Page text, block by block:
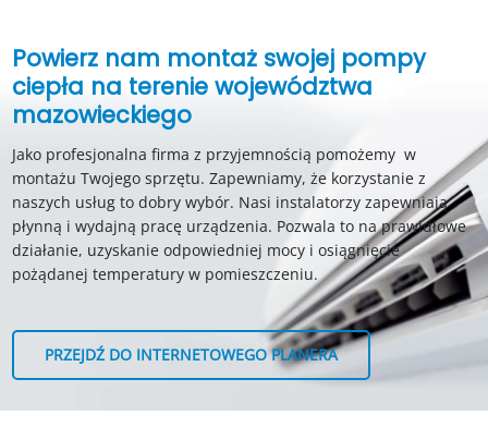
Powierz nam montaż swojej pompy
ciepła na terenie województwa
mazowieckiego
Jako profesjonalna firma z przyjemnością pomożemy w
montażu Twojego sprzętu. Zapewniamy, że korzystanie z
naszych usług to dobry wybór. Nasi instalatorzy zapewniają
płynną i wydajną pracę urządzenia. Pozwala to na prawidłowe
działanie, uzyskanie odpowiedniej mocy i osiągnięcie
pożądanej temperatury w pomieszczeniu.
PRZEJDŹ DO INTERNETOWEGO PLANERA